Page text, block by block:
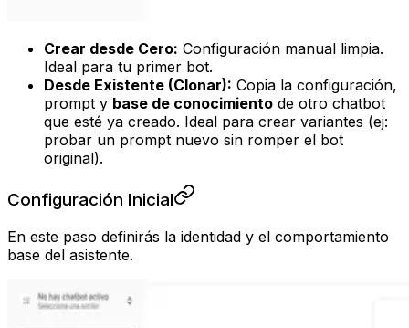
Crear desde Cero: Configuración manual limpia.
Ideal para tu primer bot.
Desde Existente (Clonar): Copia la configuración,
prompt y base de conocimiento de otro chatbot
que esté ya creado. Ideal para crear variantes (ej:
probar un prompt nuevo sin romper el bot
original).
Configuración Inicial
En este paso definirás la identidad y el comportamiento
base del asistente.